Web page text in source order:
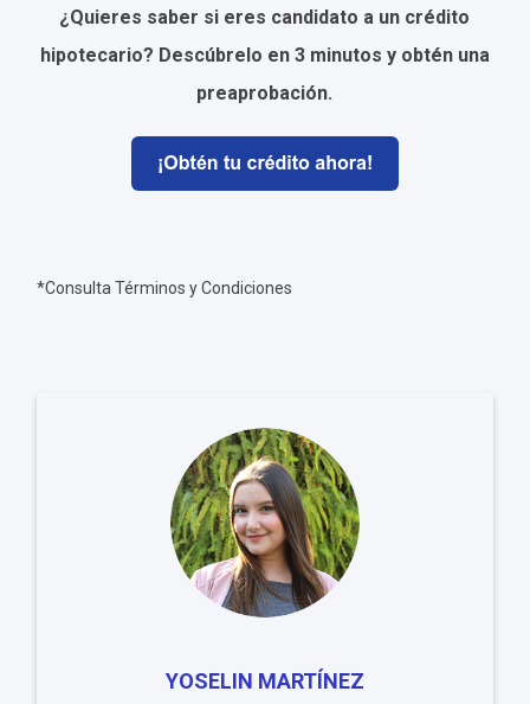
¿Quieres saber si eres candidato a un crédito
hipotecario? Descúbrelo en 3 minutos y obtén una
preaprobación.
*Consulta Términos y Condiciones
YOSELIN MARTÍNEZ